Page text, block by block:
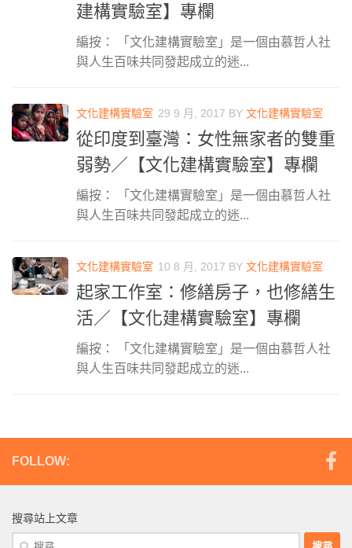
建構實驗室】專欄
編按： 「文化建構實驗室」是一個由慕哲人社
與人生百味共同發起成立的迷...
文化建構實驗室 29 9 月, 2017 BY 文化建構實驗室
從印度到臺灣：女性無家者的雙重
弱勢／【文化建構實驗室】專欄
編按： 「文化建構實驗室」是一個由慕哲人社
與人生百味共同發起成立的迷...
文化建構實驗室 10 8 月, 2017 BY 文化建構實驗室
起家工作室：修繕房子，也修繕生
活／【文化建構實驗室】專欄
編按： 「文化建構實驗室」是一個由慕哲人社
與人生百味共同發起成立的迷...
FOLLOW:
搜尋站上文章
搜